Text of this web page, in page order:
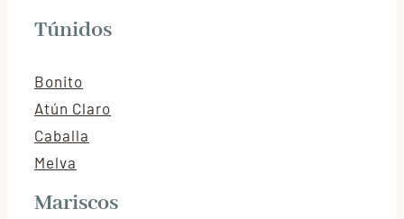
Túnidos
Bonito
Atún Claro
Caballa
Melva
Mariscos